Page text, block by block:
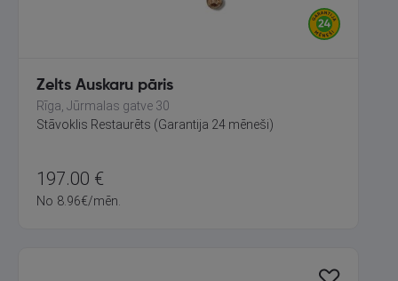
Zelts Auskaru pāris
Rīga, Jūrmalas gatve 30
Stāvoklis Restaurēts (Garantija 24 mēneši)
197.00 €
No 8.96€/mēn.